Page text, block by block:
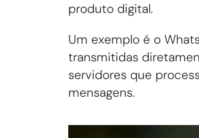
produto digital.
Um exemplo é o
transmitidas
servidores que
mensagens.